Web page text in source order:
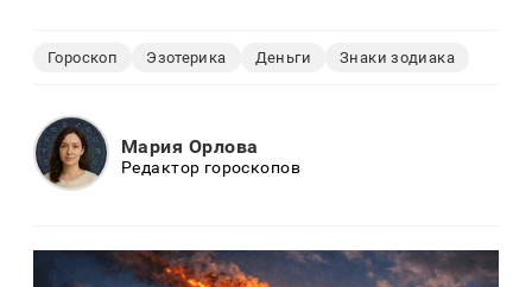
Гороскоп Эзотерика Деньги Знаки зодиака
Мария Орлова
Редактор гороскопов